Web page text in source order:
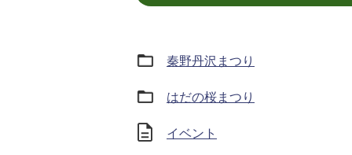
秦野丹沢まつり
はだの桜まつり
イベント